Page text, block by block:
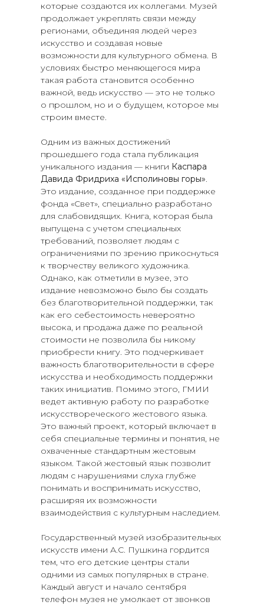
которые создаются их коллегами. Музей
продолжает укреплять связи между
регионами, объединяя людей через
искусство и создавая новые
возможности для культурного обмена. В
условиях быстро меняющегося мира
такая работа становится особенно
важной, ведь искусство — это не только
о прошлом, но и о будущем, которое мы
строим вместе.
Одним из важных достижений
прошедшего года стала публикация
уникального издания — книги Каспара
Давида Фридриха «Исполиновы горы».
Это издание, созданное при поддержке
фонда «Свет», специально разработано
для слабовидящих. Книга, которая была
выпущена с учетом специальных
требований, позволяет людям с
ограничениями по зрению прикоснуться
к творчеству великого художника.
Однако, как отметили в музее, это
издание невозможно было бы создать
без благотворительной поддержки, так
как его себестоимость невероятно
высока, и продажа даже по реальной
стоимости не позволила бы никому
приобрести книгу. Это подчеркивает
важность благотворительности в сфере
искусства и необходимость поддержки
таких инициатив. Помимо этого, ГМИИ
ведет активную работу по разработке
искусствореческого жестового языка.
Это важный проект, который включает в
себя специальные термины и понятия, не
охваченные стандартным жестовым
языком. Такой жестовый язык позволит
людям с нарушениями слуха глубже
понимать и воспринимать искусство,
расширяя их возможности
взаимодействия с культурным наследием.
Государственный музей изобразительных
искусств имени А.С. Пушкина гордится
тем, что его детские центры стали
одними из самых популярных в стране.
Каждый август и начало сентября
телефон музея не умолкает от звонков